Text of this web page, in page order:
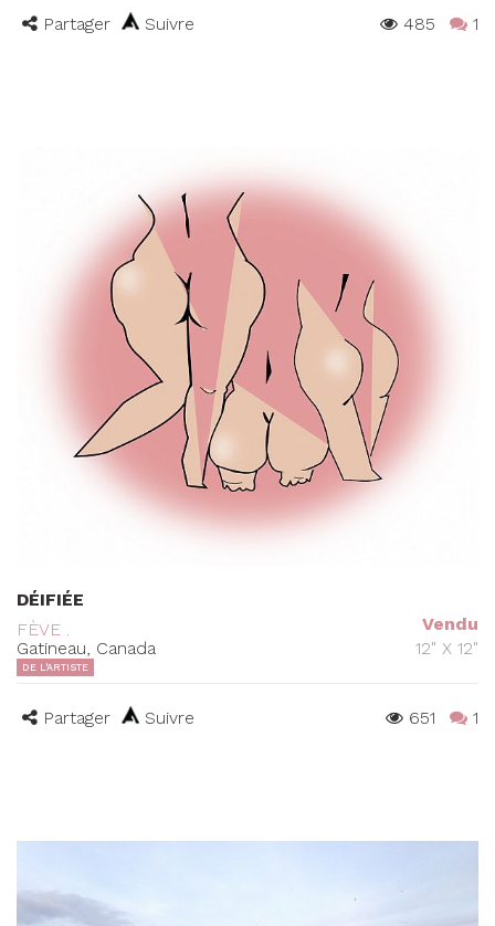
Partager Suivre 485 1
DÉIFIÉE
FÈVE .
Gatineau, Canada
Vendu
12" X 12"
DE L'ARTISTE
Partager Suivre 651 1